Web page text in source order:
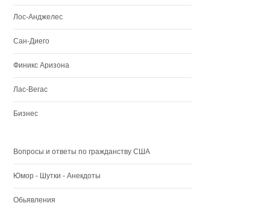
Лос-Анджелес
Сан-Диего
Финикс Аризона
Лас-Вегас
Бизнес
Вопросы и ответы по гражданству США
Юмор - Шутки - Анекдоты
Обьявления